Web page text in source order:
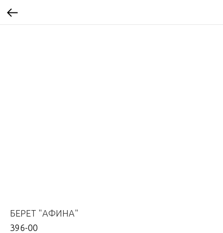
БЕРЕТ "АФИНА"
396-00